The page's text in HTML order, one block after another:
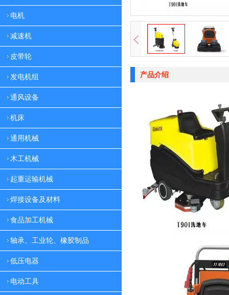
电机
减速机
皮带轮
发电机组
通风设备
机床
通用机械
木工机械
起重运输机械
焊接设备及材料
食品加工机械
轴承、工业轮、橡胶制品
低压电器
电动工具
产品介绍